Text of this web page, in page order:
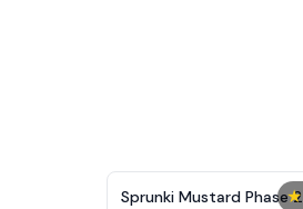
★
Sprunki Mustard Phase 2